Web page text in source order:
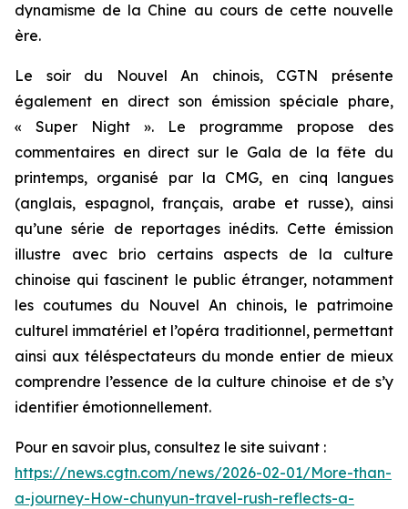
dynamisme de la Chine au cours de cette nouvelle
ère.
Le soir du Nouvel An chinois, CGTN présente
également en direct son émission spéciale phare,
« Super Night ». Le programme propose des
commentaires en direct sur le Gala de la fête du
printemps, organisé par la CMG, en cinq langues
(anglais, espagnol, français, arabe et russe), ainsi
qu’une série de reportages inédits. Cette émission
illustre avec brio certains aspects de la culture
chinoise qui fascinent le public étranger, notamment
les coutumes du Nouvel An chinois, le patrimoine
culturel immatériel et l’opéra traditionnel, permettant
ainsi aux téléspectateurs du monde entier de mieux
comprendre l’essence de la culture chinoise et de s’y
identifier émotionnellement.
Pour en savoir plus, consultez le site suivant :
https://news.cgtn.com/news/2026-02-01/More-than-
a-journey-How-chunyun-travel-rush-reflects-a-